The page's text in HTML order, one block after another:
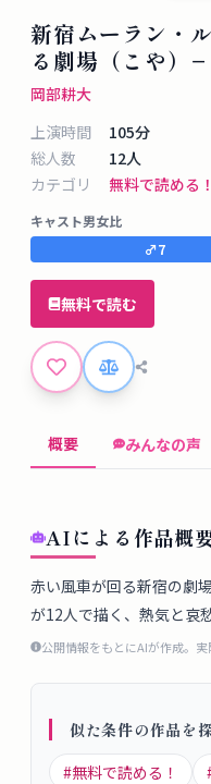
デ
ー
タ
ベ
ー
ス
掲
示
板
ツ
ル
ロ
グ
概
要
新宿ムーラン・
る劇場（こや）−
岡部耕大
上演時間
105分
総人数
12人
カテゴリ
無料で読める！
キャスト男女比
♂7
無料で読む
概要 みんなの声
AIによる作品概
赤い風車が回る新宿の劇
が12人で描く、熱気と哀
公開情報をもとにAIが作成。実
似た条件の作品を
#無料で読める！